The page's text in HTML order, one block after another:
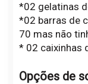
*02 gelatinas
*02 barras de
70 mas não
* 02 caixinhas
Opções de